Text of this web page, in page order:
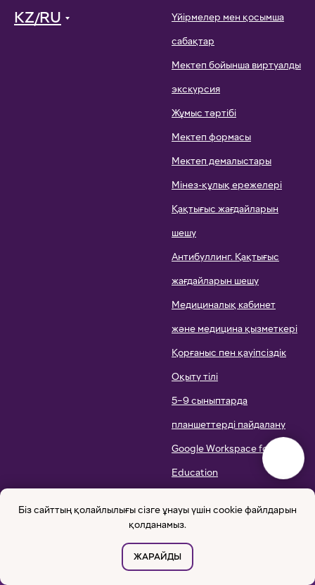
Жарналар
Біз сайттың қолайлылығы сізге ұнауы үшін cookie файлдарын
қолданамыз.
ЖАРАЙДЫ
KZ/RU
Үйірмелер мен қосымша
сабақтар
Мектеп бойынша виртуалды
экскурсия
Жұмыс тәртібі
Мектеп формасы
Мектеп демалыстары
Мінез-құлық ережелері
Қақтығыс жағдайларын
шешу
Антибуллинг. Қақтығыс
жағдайларын шешу
Медициналық кабинет
және медицина қызметкері
Қорғаныс пен қауіпсіздік
Оқыту тілі
5–9 сыныптарда
планшеттерді пайдалану
Google Workspace for
Education
Бастауыш мектептің оқу
БАЙЛАНЫС
ПІКІРЛЕР